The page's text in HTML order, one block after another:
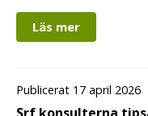
Läs mer
Publicerat 17 april 2026
Srf konsulterna